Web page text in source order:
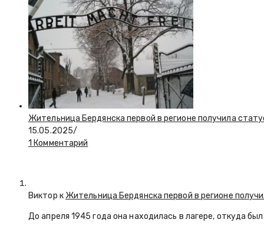
Жительница Бердянска первой в регионе получила
15.05.2025/
1 Комментарий
Виктор к Жительница Бердянска первой в регионе
До апреля 1945 года она находилась в лагере, откуда